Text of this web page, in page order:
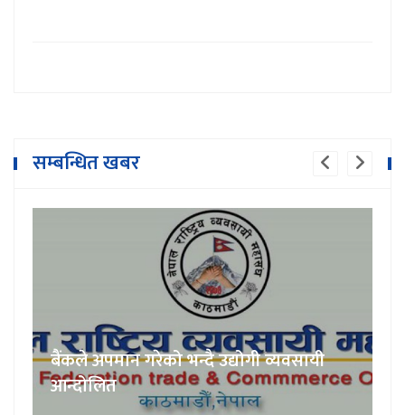
सम्बन्धित खबर
बैंकले अपमान गरेको भन्दै उद्योगी व्यवसायी
आन्दोलित